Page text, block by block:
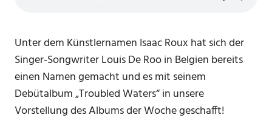
Unter dem Künstlernamen Isaac Roux hat sich der
Singer-Songwriter Louis De Roo in Belgien bereits
einen Namen gemacht und es mit seinem
Debütalbum „Troubled Waters“ in unsere
Vorstellung des Albums der Woche geschafft!